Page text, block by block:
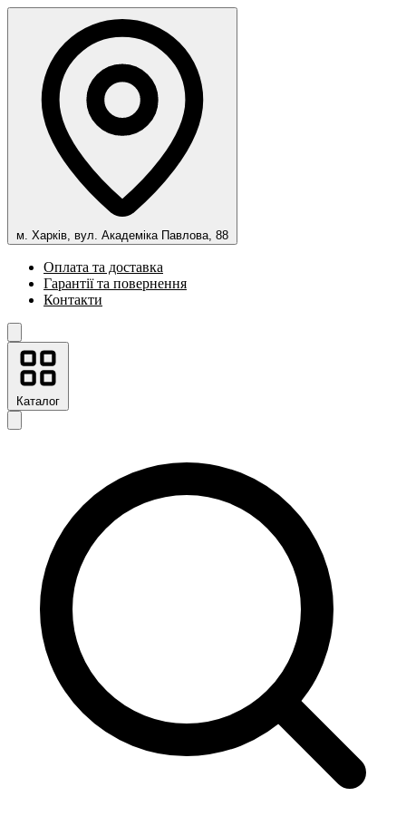
м. Харків, вул. Академіка Павлова, 88
Оплата та доставка
Гарантії та повернення
Контакти
Каталог